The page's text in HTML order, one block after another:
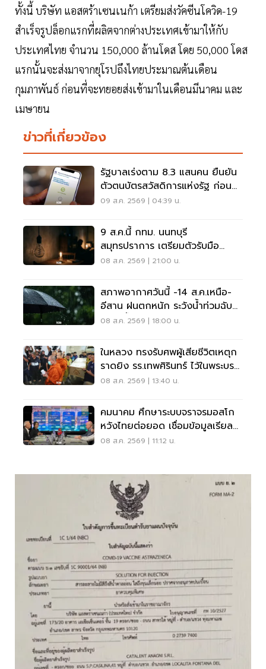
ทั้งนี้ บริษัท แอสตร้าเซนเนก้า เตรียมส่งวัคซีนโควิด-19
สำเร็จรูปล็อกแรกที่ผลิตจากต่างประเทศเข้ามาให้กับ
ประเทศไทย จำนวน 150,000 ล้านโดส โดย 50,000 โดส
แรกนั้นจะส่งมาจากยุโรปถึงไทยประมาณต้นเดือน
กุมภาพันธ์ ก่อนที่จะทยอยส่งเข้ามาในเดือนมีนาคม และ
เมษายน
ข่าวที่เกี่ยวข้อง
รัฐบาลเร่งตาม 8.3 แสนคน ยืนยัน
ตัวตนบัตรสวัสดิการแห่งรัฐ ก่อน
พลาดสิทธิ
09 ส.ค. 2569 | 04:39 น.
9 ส.ค.นี้ กทม. นนทบุรี
สมุทรปราการ เตรียมตัวรับมือ
'ไฟฟ้าดับ' หลายจุด
08 ส.ค. 2569 | 21:00 น.
สภาพอากาศวันนี้ -14 ส.ค.เหนือ-
อีสาน ฝนตกหนัก ระวังน้ำท่วมฉับ
พลัน น้ำป่าไหลหลาก
08 ส.ค. 2569 | 18:00 น.
ในหลวง ทรงรับศพผู้เสียชีวิตเหตุก
ราดยิง รร.เทพศิรินทร์ ไว้ในพระบรม
ราชานุเคราะห์
08 ส.ค. 2569 | 13:40 น.
คมนาคม ศึกษาระบบจราจรมอสโก
หวังไทยต่อยอด เชื่อมข้อมูลเรียล
ไทม์ แก้รถติด
08 ส.ค. 2569 | 11:12 น.